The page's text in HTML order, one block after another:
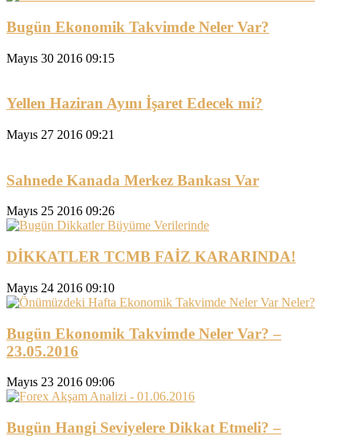
Bugün Ekonomik Takvimde Neler Var?
Mayıs 30 2016 09:15
Yellen Haziran Ayını İşaret Edecek mi?
Mayıs 27 2016 09:21
Sahnede Kanada Merkez Bankası Var
Mayıs 25 2016 09:26
DİKKATLER TCMB FAİZ KARARINDA!
Mayıs 24 2016 09:10
Bugün Ekonomik Takvimde Neler Var? –
23.05.2016
Mayıs 23 2016 09:06
Bugün Hangi Seviyelere Dikkat Etmeli? –